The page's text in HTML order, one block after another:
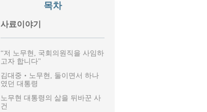
목차
사료이야기
“저 노무현, 국회의원직을 사임하
고자 합니다"
김대중‧노무현, 둘이면서 하나
였던 대통령
노무현 대통령의 삶을 뒤바꾼 사
건